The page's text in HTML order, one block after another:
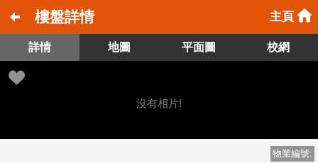
樓盤詳情 主頁
詳情 地圖 平面圖 校網
沒有相片!
物業編號: